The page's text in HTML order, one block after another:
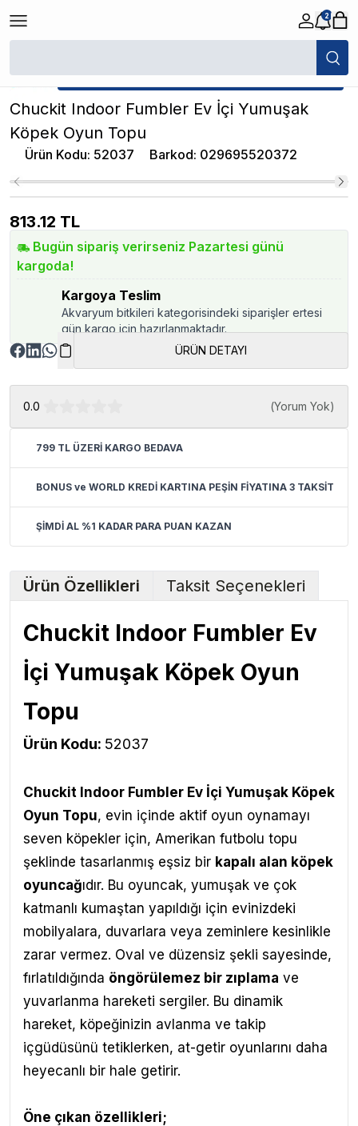
2
/ Chuckit Indoor Fumbler Ev İçi Yumuşak Köpek
★ Atakan Petshop, Chuckit yetkili satıcısıdır.
Chuckit Indoor Fumbler Ev İçi Yumuşak
Köpek Oyun Topu
Ürün Kodu: 52037 Barkod: 029695520372
813.12 TL
Bugün sipariş verirseniz Pazartesi günü
kargoda!
Kargoya Teslim
Akvaryum bitkileri kategorisindeki siparişler ertesi
gün kargo için hazırlanmaktadır.
ÜRÜN DETAYI
0.0 (Yorum Yok)
799 TL ÜZERİ KARGO BEDAVA
BONUS ve WORLD KREDİ KARTINA PEŞİN FİYATINA 3 TAKSİT
ŞİMDİ AL %1 KADAR PARA PUAN KAZAN
Ürün Özellikleri Taksit Seçenekleri
Chuckit Indoor Fumbler Ev
İçi Yumuşak Köpek Oyun
Topu
Ürün Kodu: 52037
Chuckit Indoor Fumbler Ev İçi Yumuşak Köpek
Oyun Topu, evin içinde aktif oyun oynamayı
seven köpekler için, Amerikan futbolu topu
şeklinde tasarlanmış eşsiz bir kapalı alan köpek
oyuncağıdır. Bu oyuncak, yumuşak ve çok
katmanlı kumaştan yapıldığı için evinizdeki
mobilyalara, duvarlara veya zeminlere kesinlikle
zarar vermez. Oval ve düzensiz şekli sayesinde,
fırlatıldığında öngörülemez bir zıplama ve
yuvarlanma hareketi sergiler. Bu dinamik
hareket, köpeğinizin avlanma ve takip
içgüdüsünü tetiklerken, at-getir oyunlarını daha
heyecanlı bir hale getirir.
Öne çıkan özellikleri;